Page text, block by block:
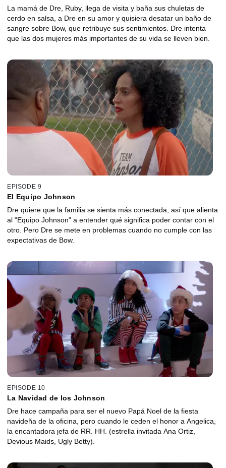
La mamá de Dre, Ruby, llega de visita y baña sus chuletas de
cerdo en salsa, a Dre en su amor y quisiera desatar un baño de
sangre sobre Bow, que retribuye sus sentimientos. Dre intenta
que las dos mujeres más importantes de su vida se lleven bien.
EPISODE 9
El Equipo Johnson
Dre quiere que la familia se sienta más conectada, así que alienta
al "Equipo Johnson" a entender qué significa poder contar con el
otro. Pero Dre se mete en problemas cuando no cumple con las
expectativas de Bow.
EPISODE 10
La Navidad de los Johnson
Dre hace campaña para ser el nuevo Papá Noel de la fiesta
navideña de la oficina, pero cuando le ceden el honor a Angelica,
la encantadora jefa de RR. HH. (estrella invitada Ana Ortiz,
Devious Maids, Ugly Betty).